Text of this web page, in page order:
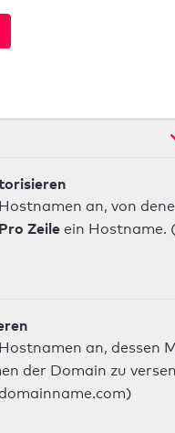
an, von
Pro Zeile ein Hostname.
an, dessen
der Domain zu